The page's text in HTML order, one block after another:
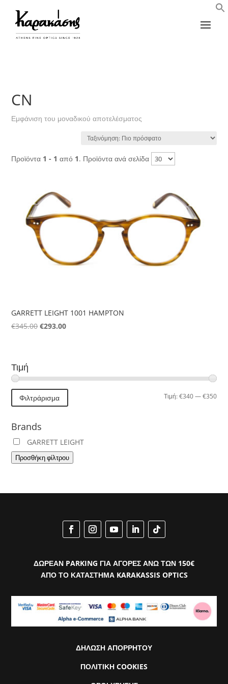
CN
Εμφάνιση του μοναδικού αποτελέσματος
Προϊόντα 1 - 1 από 1. Προϊόντα ανά σελίδα
GARRETT LEIGHT 1001 HAMPTON
€345.00Original
€293.00Η
Τιμή
Φιλτράρισμα Τιμή:€340—€350
Brands
GARRETT LEIGHT
Προσθήκη φίλτρου
ΔΩΡΕΑΝ PARKING ΓΙΑ ΑΓΟΡΕΣ ΑΝΩ ΤΩΝ 150€
ΑΠΟ ΤΟ ΚΑΤΑΣΤΗΜΑ KARAKASSIS OPTICS
ΔΗΛΩΣΗ ΑΠΟΡΡΗΤΟΥ
ΠΟΛΙΤΙΚΗ COOKIES